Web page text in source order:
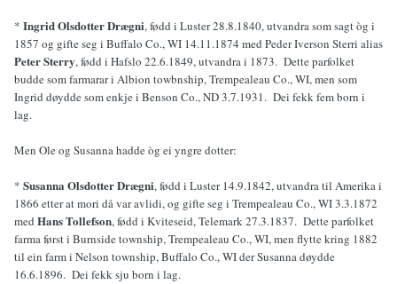
* Ingrid Olsdotter Drægni, fødd i Luster 28.8.1840, utvandra som sagt òg i
1857 og gifte seg i Buffalo Co., WI 14.11.1874 med Peder Iverson Sterri alias
Peter Sterry, fødd i Hafslo 22.6.1849, utvandra i 1873. Dette parfolket
budde som farmarar i Albion towbnship, Trempealeau Co., WI, men som
Ingrid døydde som enkje i Benson Co., ND 3.7.1931. Dei fekk fem born i
lag.
Men Ole og Susanna hadde òg ei yngre dotter:
* Susanna Olsdotter Drægni, fødd i Luster 14.9.1842, utvandra til Amerika i
1866 etter at mori då var avlidi, og gifte seg i Trempealeau Co., WI 3.3.1872
med Hans Tollefson, fødd i Kviteseid, Telemark 27.3.1837. Dette parfolket
farma først i Burnside township, Trempealeau Co., WI, men flytte kring 1882
til ein farm i Nelson township, Buffalo Co., WI der Susanna døydde
16.6.1896. Dei fekk sju born i lag.